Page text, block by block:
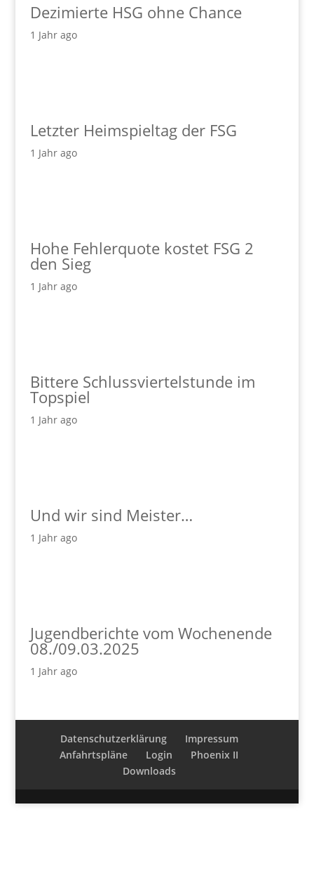
Dezimierte HSG ohne Chance
1 Jahr ago
Letzter Heimspieltag der FSG
1 Jahr ago
Hohe Fehlerquote kostet FSG 2
den Sieg
1 Jahr ago
Bittere Schlussviertelstunde im
Topspiel
1 Jahr ago
Und wir sind Meister…
1 Jahr ago
Jugendberichte vom Wochenende
08./09.03.2025
1 Jahr ago
Datenschutzerklärung
Impressum
Anfahrtspläne
Login
Phoenix II
Downloads